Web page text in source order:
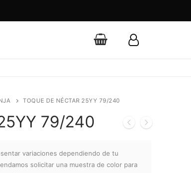
TOQUE DE NÉCTAR 25YY 79/240
79/240
variaciones dependiendo de tu
solicitar una muestra de color para